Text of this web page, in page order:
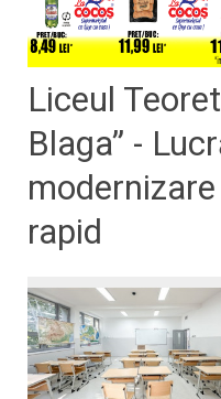
Liceul
Blaga” -
rapid